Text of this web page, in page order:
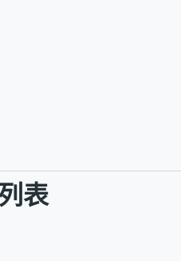
表